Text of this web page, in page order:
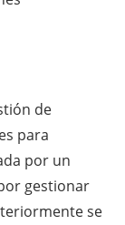
de
para
por un
gestionar
se